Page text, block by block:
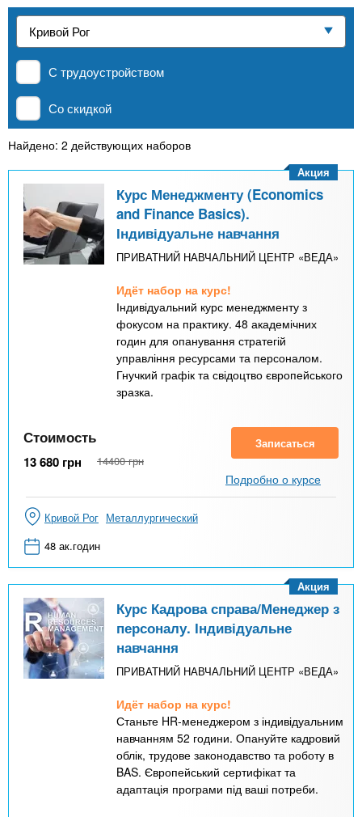
n
t
s
.
i
n
х
д
е
н
MBA
Онлайн курсы
За рубежом
С трудоустройством
Со скидкой
Найдено: 2 действующих наборов
Курс Менеджменту (Economics
and Finance Basics).
Індивідуальне навчання
ПРИВАТНИЙ НАВЧАЛЬНИЙ ЦЕНТР «ВЕДА»
Идёт набор на курс!
Індивідуальний курс менеджменту з
фокусом на практику. 48 академічних
годин для опанування стратегій
управління ресурсами та персоналом.
Гнучкий графік та свідоцтво європейського
зразка.
Акция
Стоимость
13 680 грн 14400 грн
Записаться
Подробно о курсе
Кривой Рог Металлургический
48 ак.годин
Курс Кадрова справа/Менеджер з
персоналу. Індивідуальне
навчання
ПРИВАТНИЙ НАВЧАЛЬНИЙ ЦЕНТР «ВЕДА»
Идёт набор на курс!
Станьте HR-менеджером з індивідуальним
навчанням 52 години. Опануйте кадровий
облік, трудове законодавство та роботу в
BAS. Європейський сертифікат та
адаптація програми під ваші потреби.
Акция